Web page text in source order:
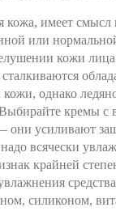
кожа, имеет смысл
или
кожи
кожи, однако
кремы с
они усиливают
всячески
крайней
силиконом,